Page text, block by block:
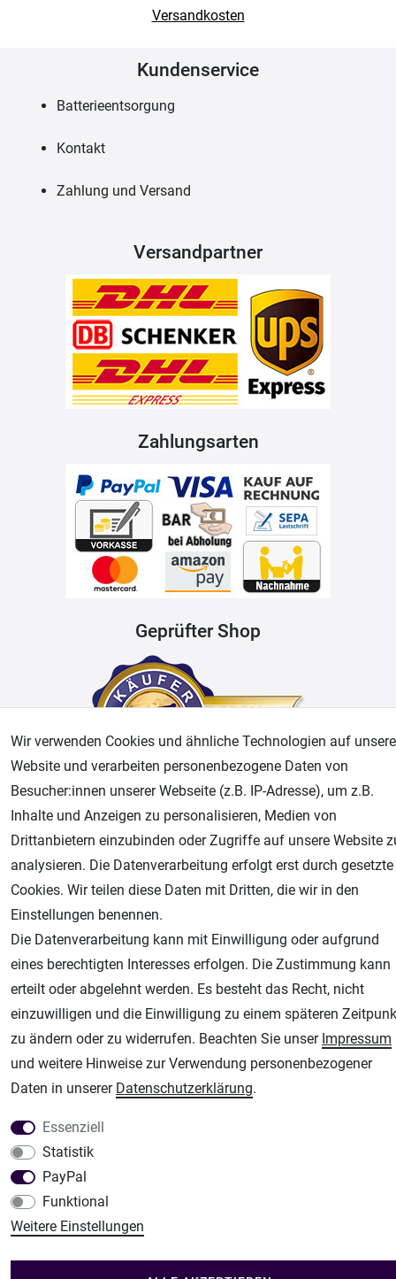
Versandkosten
Kundenservice
Batterieentsorgung
Kontakt
Zahlung und Versand
Versandpartner
Zahlungsarten
Geprüfter Shop
Airbrush-City
Fachhandel für: Airbrushpistolen, Kompressoren, Airbrushfarben
Modellbau-City
Modellbau Shop
Plotter-City
Schneideplotter, Transferpressen, Siebdruck und Plotterfolien
Im Shop Kaufen
Küchen Zubehör - Haus/Garten - Tierbedarf
Wir verwenden Cookies und ähnliche Technologien auf
Website und verarbeiten personenbezogene Daten von
Besucher:innen unserer Webseite (z.B. IP-Adresse), um z.B.
Inhalte und Anzeigen zu personalisieren, Medien von
Drittanbietern einzubinden oder Zugriffe auf unsere Website
analysieren. Die Datenverarbeitung erfolgt erst durch gesetzte
Cookies. Wir teilen diese Daten mit Dritten, die wir in den
Einstellungen benennen.
Die Datenverarbeitung kann mit Einwilligung oder aufgrund
eines berechtigten Interesses erfolgen. Die Zustimmung kann
erteilt oder abgelehnt werden. Es besteht das Recht, nicht
einzuwilligen und die Einwilligung zu einem späteren
zu ändern oder zu widerrufen. Beachten Sie unser Impressum
und weitere Hinweise zur Verwendung personenbezogener
Daten in unserer Daten­schutz­erklärung.
Essenziell
Statistik
PayPal
Funktional
Weitere Einstellungen